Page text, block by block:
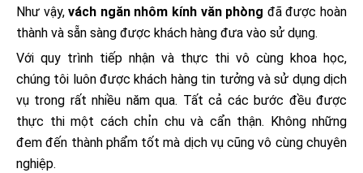
Như vậy,vách ngăn nhôm kính văn phòng đã được hoàn
thành và sẵn sàng được khách hàng đưa vào sử dụng.
Với quy trình tiếp nhận và thực thi vô cùng khoa học,
chúng tôi luôn được khách hàng tin tưởng và sử dụng dịch
vụ trong rất nhiều năm qua. Tất cả các bước đều được
thực thi một cách chỉn chu và cẩn thận. Không những
đem đến thành phẩm tốt mà dịch vụ cũng vô cùng chuyên
nghiệp.